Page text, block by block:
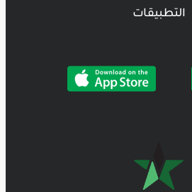
التطبيقات